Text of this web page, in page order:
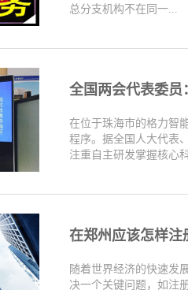
总分支机构不在同一...
全国两会代表委员
在位于珠海市的格力智
程序。据全国人大代表
注重自主研发掌握核心
在郑州应该怎样注
随着世界经济的快速发
决一个关键问题，如注